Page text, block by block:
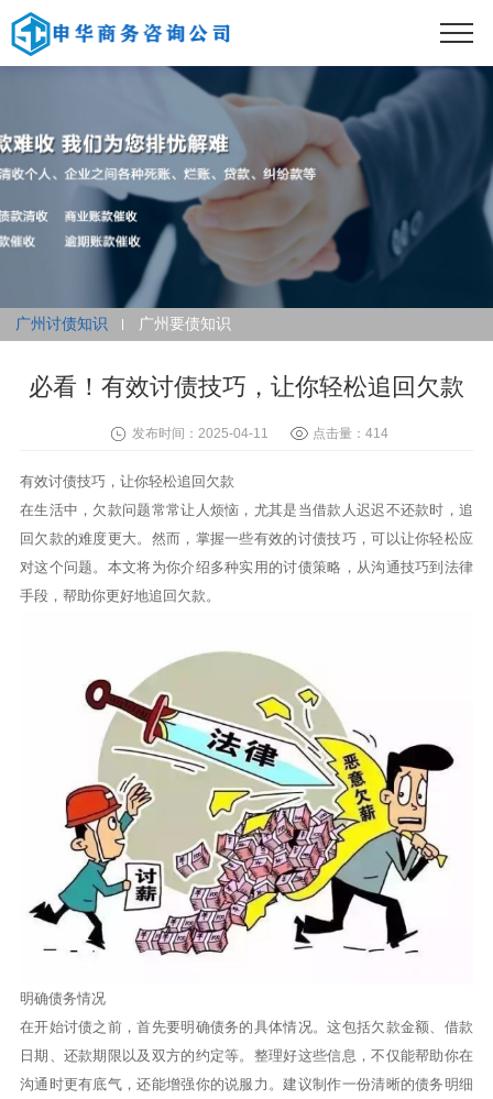
广州讨债知识 广州要债知识
必看！有效讨债技巧，让你轻松追回欠款
发布时间：2025-04-11 点击量：414
有效讨债技巧，让你轻松追回欠款
在生活中，欠款问题常常让人烦恼，尤其是当借款人迟迟不还款时，追
回欠款的难度更大。然而，掌握一些有效的讨债技巧，可以让你轻松应
对这个问题。本文将为你介绍多种实用的讨债策略，从沟通技巧到法律
手段，帮助你更好地追回欠款。
明确债务情况
在开始讨债之前，首先要明确债务的具体情况。这包括欠款金额、借款
日期、还款期限以及双方的约定等。整理好这些信息，不仅能帮助你在
沟通时更有底气，还能增强你的说服力。建议制作一份清晰的债务明细